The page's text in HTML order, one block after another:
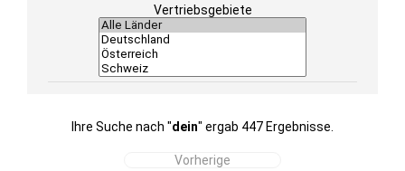
Vertriebsgebiete
Ihre Suche nach "dein" ergab 447 Ergebnisse.
Vorherige